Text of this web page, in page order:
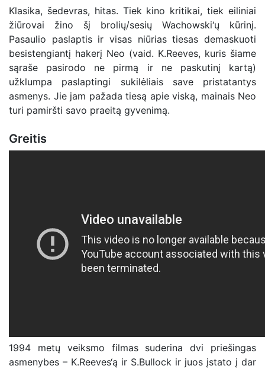
Klasika, šedevras, hitas. Tiek kino kritikai, tiek eiliniai
žiūrovai žino šį brolių/sesių Wachowski‘ų kūrinį.
Pasaulio paslaptis ir visas niūrias tiesas demaskuoti
besistengiantį hakerį Neo (vaid. K.Reeves, kuris šiame
sąraše pasirodo ne pirmą ir ne paskutinį kartą)
užklumpa paslaptingi sukilėliais save pristatantys
asmenys. Jie jam pažada tiesą apie viską, mainais Neo
turi pamiršti savo praeitą gyvenimą.
Greitis
1994 metų veiksmo filmas suderina dvi priešingas
asmenybes – K.Reeves‘ą ir S.Bullock ir juos įstato į dar